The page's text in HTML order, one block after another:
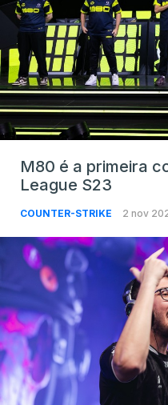
M80 é a primeira
League S23
COUNTER-STRIKE 2 nov